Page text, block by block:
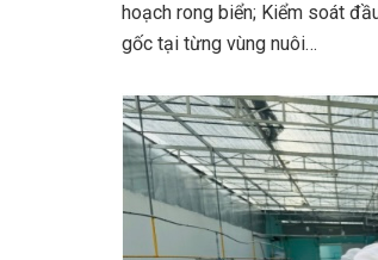
hoạch rong biển; Kiểm soát
gốc tại từng vùng nuôi…